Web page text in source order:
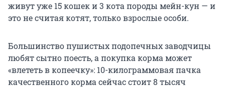
живут уже 15 кошек и 3 кота породы мейн-кун — и
это не считая котят, только взрослые особи.
Большинство пушистых подопечных заводчицы
любят сытно поесть, а покупка корма может
«влететь в копеечку»: 10-килограммовая пачка
качественного корма сейчас стоит 8 тысяч